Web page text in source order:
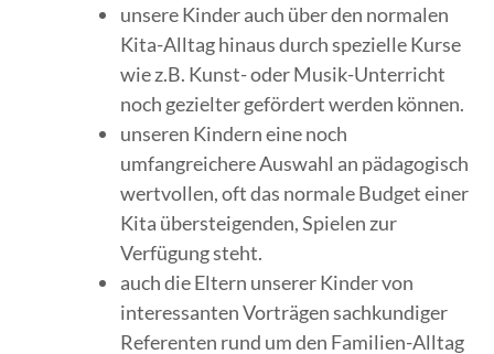
unsere Kinder auch über den normalen
Kita-Alltag hinaus durch spezielle Kurse
wie z.B. Kunst- oder Musik-Unterricht
noch gezielter gefördert werden können.
unseren Kindern eine noch
umfangreichere Auswahl an pädagogisch
wertvollen, oft das normale Budget einer
Kita übersteigenden, Spielen zur
Verfügung steht.
auch die Eltern unserer Kinder von
interessanten Vorträgen sachkundiger
Referenten rund um den Familien-Alltag